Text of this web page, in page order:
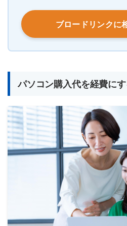
ブロードリンクに
パソコン購入代を経費に